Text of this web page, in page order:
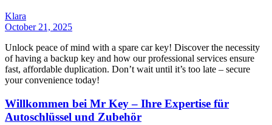
Klara
October 21, 2025
Unlock peace of mind with a spare car key! Discover the necessity
of having a backup key and how our professional services ensure
fast, affordable duplication. Don’t wait until it’s too late – secure
your convenience today!
Willkommen bei Mr Key – Ihre Expertise für
Autoschlüssel und Zubehör